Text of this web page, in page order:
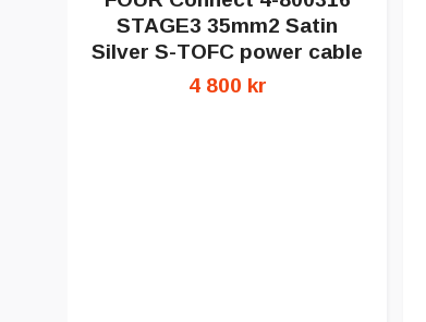
STAGE3 35mm2 Satin
Silver S-TOFC power cable
4 800 kr